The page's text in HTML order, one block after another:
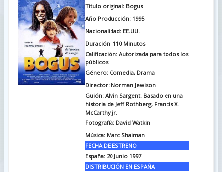
Titulo original: Bogus
Año Producción: 1995
Nacionalidad: EE.UU.
Duración: 110 Minutos
Calificación: Autorizada para todos los
públicos
Género: Comedia, Drama
Director: Norman Jewison
Guión: Alvin Sargent. Basado en una
historia de Jeff Rothberg, Francis X.
McCarthy jr.
Fotografía: David Watkin
Música: Marc Shaiman
FECHA DE ESTRENO
España: 20 Junio 1997
DISTRIBUCIÓN EN ESPAÑA